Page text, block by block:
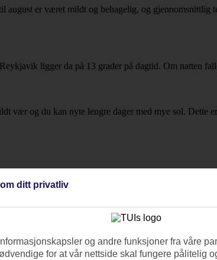
august er været mildt og behagelig, og
ligger da på 13 grader på dagtid. Om natten
og du kan nyte lengre dager med mye sol. Dette
ditt privatliv
og andre funksjoner fra våre
for at vår nettside skal fungere pålitelig